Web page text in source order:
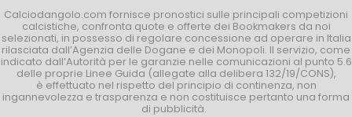
Calciodangolo.com fornisce pronostici sulle principali competizioni
calcistiche, confronta quote e offerte dei Bookmakers da noi
selezionati, in possesso di regolare concessione ad operare in Italia
rilasciata dall’Agenzia delle Dogane e dei Monopoli. Il servizio, come
indicato dall’Autorità per le garanzie nelle comunicazioni al punto 5.6
delle proprie Linee Guida (allegate alla delibera 132/19/CONS),
è effettuato nel rispetto del principio di continenza, non
ingannevolezza e trasparenza e non costituisce pertanto una forma
di pubblicità.